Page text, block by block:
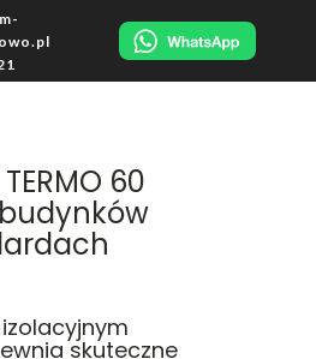
60
skuteczne